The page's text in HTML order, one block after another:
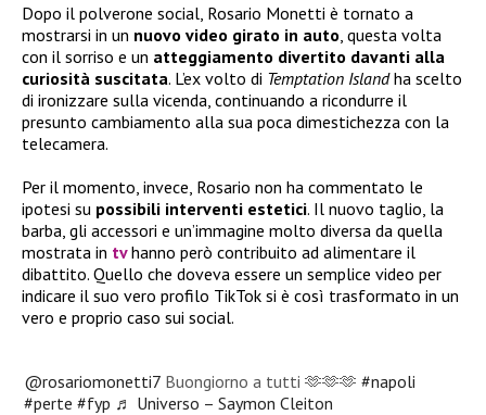
Dopo il polverone social, Rosario Monetti è tornato a
mostrarsi in un nuovo video girato in auto , questa volta
con il sorriso e un atteggiamento divertito davanti alla
curiosità suscitata. L’ex volto di Temptation Islandha scelto
di ironizzare sulla vicenda, continuando a ricondurre il
presunto cambiamento alla sua poca dimestichezza con la
telecamera.
Per il momento, invece, Rosario non ha commentato le
ipotesi su possibili interventi estetici. Il nuovo taglio, la
barba, gli accessori e un’immagine molto diversa da quella
mostrata in tvhanno però contribuito ad alimentare il
dibattito. Quello che doveva essere un semplice video per
indicare il suo vero profilo TikTok si è così trasformato in un
vero e proprio caso sui social.
@rosariomonetti7 Buongiorno a tutti 🫶🫶🫶#napoli
#perte #fyp ♬ Universo – Saymon Cleiton